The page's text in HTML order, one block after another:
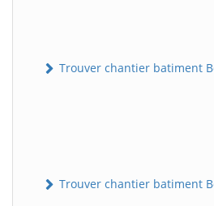
Trouver chantier batiment
Trouver chantier batiment